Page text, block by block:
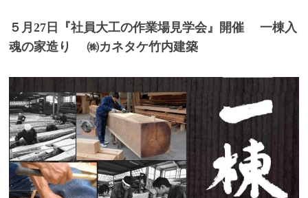
５月27日『社員大工の作業場見学会』開催 一棟入
魂の家造り ㈱カネタケ竹内建築